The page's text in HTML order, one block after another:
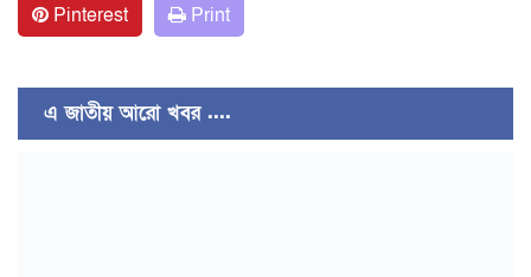
Pinterest
Print
এ জাতীয় আরো খবর ....